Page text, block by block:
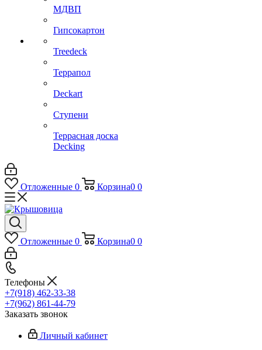
МДВП
Гипсокартон
Treedeck
Террапол
Deckart
Ступени
Террасная доска
Decking
Отложенные 0 Корзина0 0
Отложенные 0 Корзина0 0
Телефоны
+7(918) 462-33-38
+7(962) 861-44-79
Заказать звонок
Личный кабинет